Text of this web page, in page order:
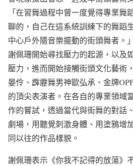
「在習舞過程中曾一度覺得專業舞
聊的，自己在這系統訓練下的舞蹈
中心戶外隨音樂擺動的街頭舞者。
謝佩珊開始尋找壓力的起源，以及
壓力，進而開始接觸街頭文化藝術
晏伶、霹靂舞男神歐弘承、金牌
的頂尖表演者。在各自的專業領域
作的嘗試，透過當代與街舞的對話
劇場，用聽覺刺激身體、用塗鴉增
同以往的作品樣貌。
謝佩珊表示《你我不記得的放蕩》